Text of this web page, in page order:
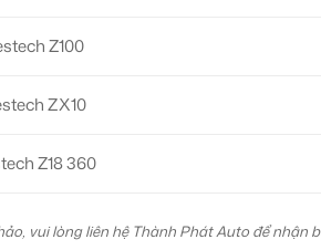
Z100
ZX10
Z18 360
vui lòng liên hệ Thành Phát Auto để nhận